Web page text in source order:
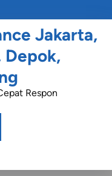
Jakarta,
Depok,
Respon